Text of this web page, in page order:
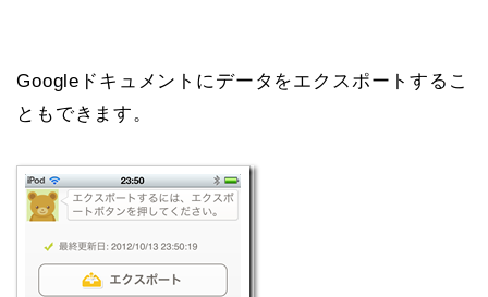
Googleドキュメントにデータをエクスポートするこ
ともできます。